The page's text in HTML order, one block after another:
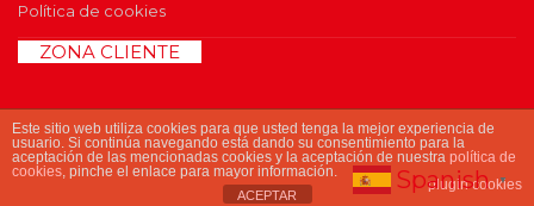
Política de cookies
ZONA CLIENTE
© 2017 Copyright fofnet.es
Este sitio web utiliza cookies para que usted tenga la mejor experiencia de
usuario. Si continúa navegando está dando su consentimiento para la
aceptación de las mencionadas cookies y la aceptación de nuestra política de
cookies, pinche el enlace para mayor información.
plugin cookies
ACEPTAR
Spanish ▼